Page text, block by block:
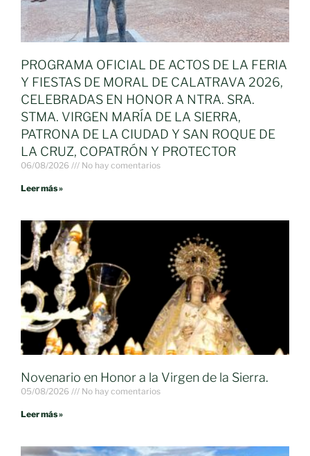
PROGRAMA OFICIAL DE ACTOS DE LA FERIA
Y FIESTAS DE MORAL DE CALATRAVA 2026,
CELEBRADAS EN HONOR A NTRA. SRA.
STMA. VIRGEN MARÍA DE LA SIERRA,
PATRONA DE LA CIUDAD Y SAN ROQUE DE
LA CRUZ, COPATRÓN Y PROTECTOR
06/08/2026 No hay comentarios
Leer más »
Novenario en Honor a la Virgen de la Sierra.
05/08/2026 No hay comentarios
Leer más »